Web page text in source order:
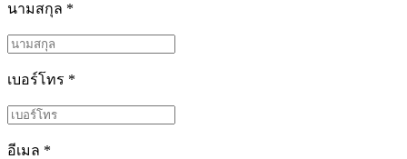
นามสกุล *
เบอร์โทร *
อีเมล *